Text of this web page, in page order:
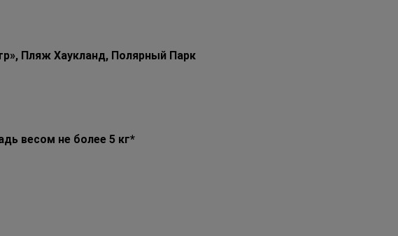
Пляж Хаукланд, Полярный Парк
весом не более 5 кг*